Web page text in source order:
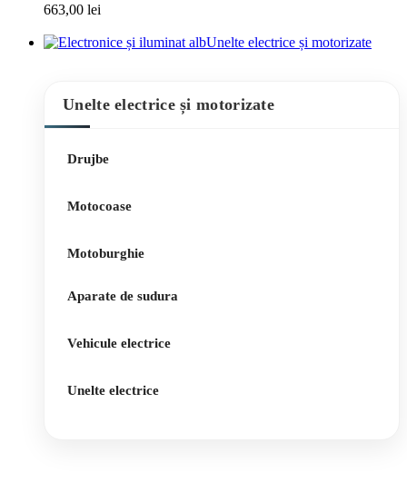
663,00 lei
Unelte electrice și motorizate
Unelte electrice și motorizate
Drujbe
Motocoase
Motoburghie
Aparate de sudura
Vehicule electrice
Unelte electrice